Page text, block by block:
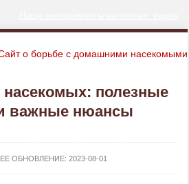
насекомых: полезные
важные нюансы
ОБНОВЛЕНИЕ: 2023-08-01